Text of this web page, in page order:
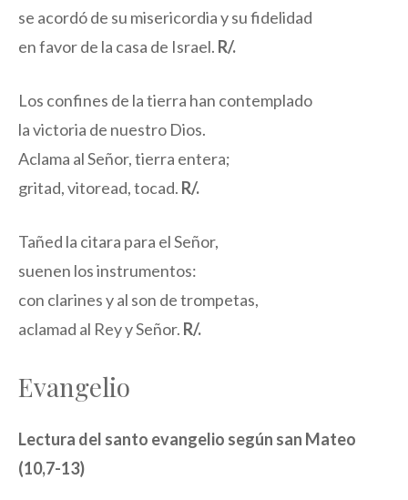
se acordó de su misericordia y su fidelidad
en favor de la casa de Israel. R/.
Los confines de la tierra han contemplado
la victoria de nuestro Dios.
Aclama al Señor, tierra entera;
gritad, vitoread, tocad. R/.
Tañed la citara para el Señor,
suenen los instrumentos:
con clarines y al son de trompetas,
aclamad al Rey y Señor. R/.
Evangelio
Lectura del santo evangelio según san Mateo
(10,7-13)